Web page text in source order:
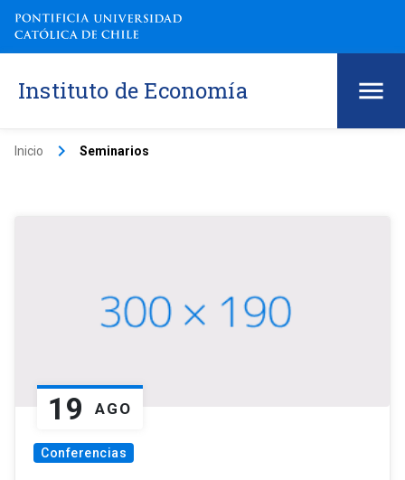
Instituto de Economía
Inicio keyboard_arrow_right Seminarios
19 AGO
Conferencias